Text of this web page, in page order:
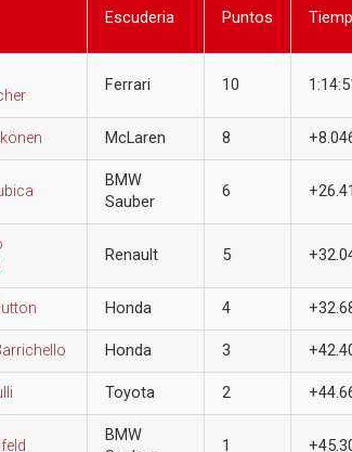
Escuderia Puntos
Ferrari 10
McLaren 8
BMW
Sauber
6
Renault 5
Honda 4
Honda 3
Toyota 2
BMW
1